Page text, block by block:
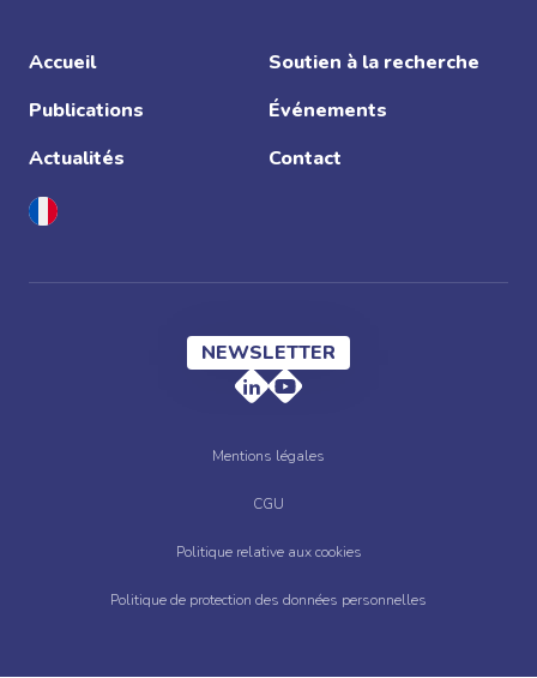
s’inscrire ! Vous pourrez également retrouver
chaîne YouTube.
Accueil
Soutien à la recherche
Publications
Événements
Actualités
Contact
NEWSLETTER
Mentions légales
CGU
Politique relative aux cookies
Politique de protection des données personnelles